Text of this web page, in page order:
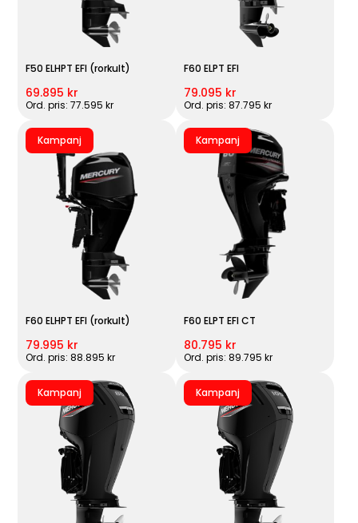
F50 ELHPT EFI (rorkult)
69.895 kr
Ord. pris: 77.595 kr
F60 ELPT EFI
79.095 kr
Ord. pris: 87.795 kr
Kampanj
F60 ELHPT EFI (rorkult)
79.995 kr
Ord. pris: 88.895 kr
Kampanj
F60 ELPT EFI CT
80.795 kr
Ord. pris: 89.795 kr
Kampanj Kampanj